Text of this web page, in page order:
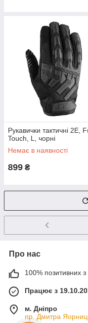
Рукавички тактичні 2E,
Touch, L, чорні
Немає в наявності
899 ₴
Про нас
100% позитивних з
Працює з
м. Дніпро
пр. Дмитра